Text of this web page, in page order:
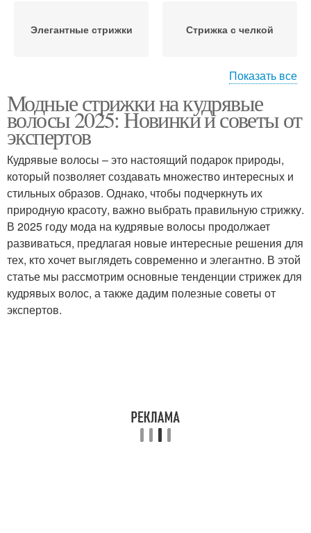
Элегантные стрижки Стрижка с челкой
стрижки
Асимметричная стрижка
Практичные стрижки Подходящие стрижки
Тенденции в стрижках Короткие стрижки
Показать все
Модные стрижки на кудрявые
волосы 2025: Новинки и советы от
экспертов
Кудрявые волосы – это настоящий подарок природы,
который позволяет создавать множество интересных и
стильных образов. Однако, чтобы подчеркнуть их
природную красоту, важно выбрать правильную стрижку.
В 2025 году мода на кудрявые волосы продолжает
развиваться, предлагая новые интересные решения для
тех, кто хочет выглядеть современно и элегантно. В этой
статье мы рассмотрим основные тенденции стрижек для
кудрявых волос, а также дадим полезные советы от
экспертов.